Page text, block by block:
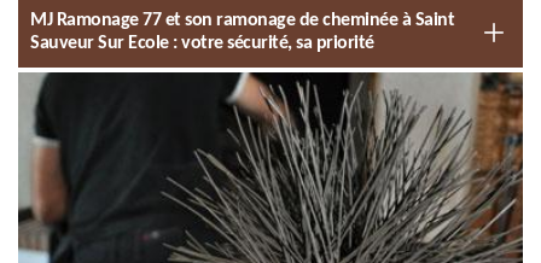
MJ Ramonage 77 et son ramonage de cheminée à Saint
Sauveur Sur Ecole : votre sécurité, sa priorité